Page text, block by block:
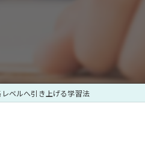
ベルへ引き上げる学習法